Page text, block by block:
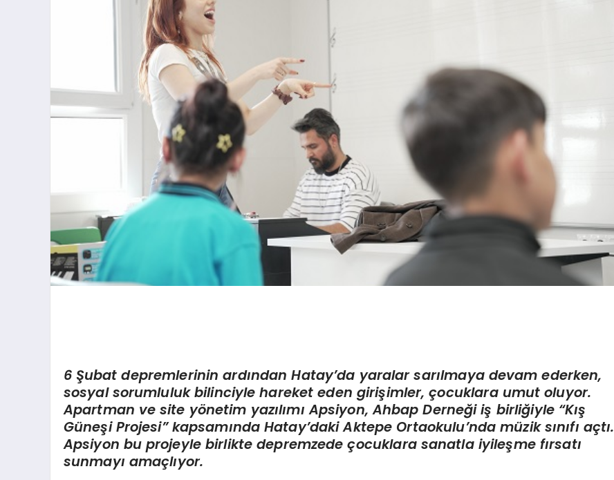
6 Şubat depremlerinin ardından Hatay’da yaralar sarılmaya devam ederken,
sosyal sorumluluk bilinciyle hareket eden girişimler, çocuklara umut oluyor.
Apartman ve site yönetim yazılımı Apsiyon, Ahbap Derneği iş birliğiyle “Kış
Güneşi Projesi” kapsamında Hatay’daki Aktepe Ortaokulu’nda müzik sınıfı açtı.
Apsiyon bu projeyle birlikte depremzede çocuklara sanatla iyileşme fırsatı
sunmayı amaçlıyor.